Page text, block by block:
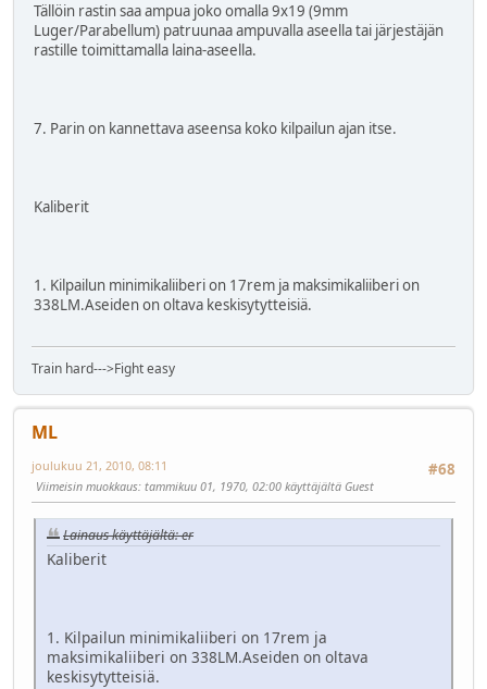
Tällöin rastin saa ampua joko omalla 9x19 (9mm
Luger/Parabellum) patruunaa ampuvalla aseella tai järjestäjän
rastille toimittamalla laina-aseella.
7. Parin on kannettava aseensa koko kilpailun ajan itse.
Kaliberit
1. Kilpailun minimikaliiberi on 17rem ja maksimikaliiberi on
338LM.Aseiden on oltava keskisytytteisiä.
Train hard--->Fight easy
ML
#68
joulukuu 21, 2010, 08:11
Viimeisin muokkaus: tammikuu 01, 1970, 02:00 käyttäjältä Guest
Lainaus käyttäjältä: er
Kaliberit
1. Kilpailun minimikaliiberi on 17rem ja
maksimikaliiberi on 338LM.Aseiden on oltava
keskisytytteisiä.